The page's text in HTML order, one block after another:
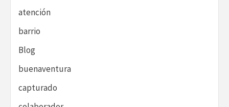
atención
barrio
Blog
buenaventura
capturado